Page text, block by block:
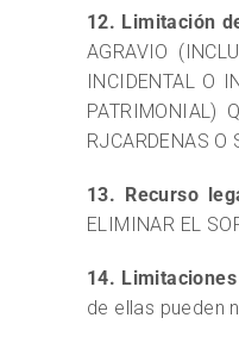
12. Limitación
AGRAVIO
INCIDENTAL O
PATRIMONIAL)
RJCARDENAS O
13. Recurso
ELIMINAR EL
14.
de ellas pueden